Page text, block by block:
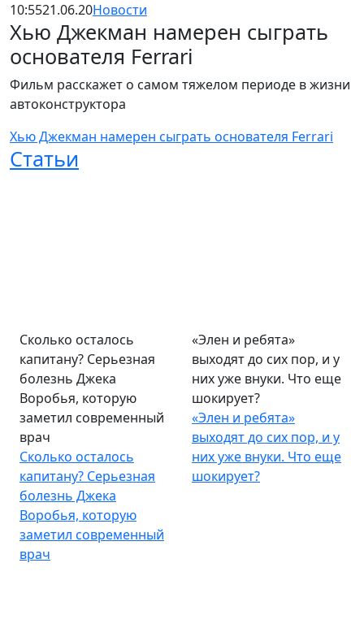
10:5521.06.20Новости
Хью Джекман намерен сыграть
основателя Ferrari
Фильм расскажет о самом тяжелом периоде в жизни
автоконструктора
Хью Джекман намерен сыграть основателя Ferrari
Статьи
Сколько осталось
капитану? Серьезная
болезнь Джека
Воробья, которую
заметил современный
врач
Сколько осталось
капитану? Серьезная
болезнь Джека
Воробья, которую
заметил современный
врач
«Элен и ребята»
выходят до сих пор, и у
них уже внуки. Что еще
шокирует?
«Элен и ребята»
выходят до сих пор, и у
них уже внуки. Что еще
шокирует?